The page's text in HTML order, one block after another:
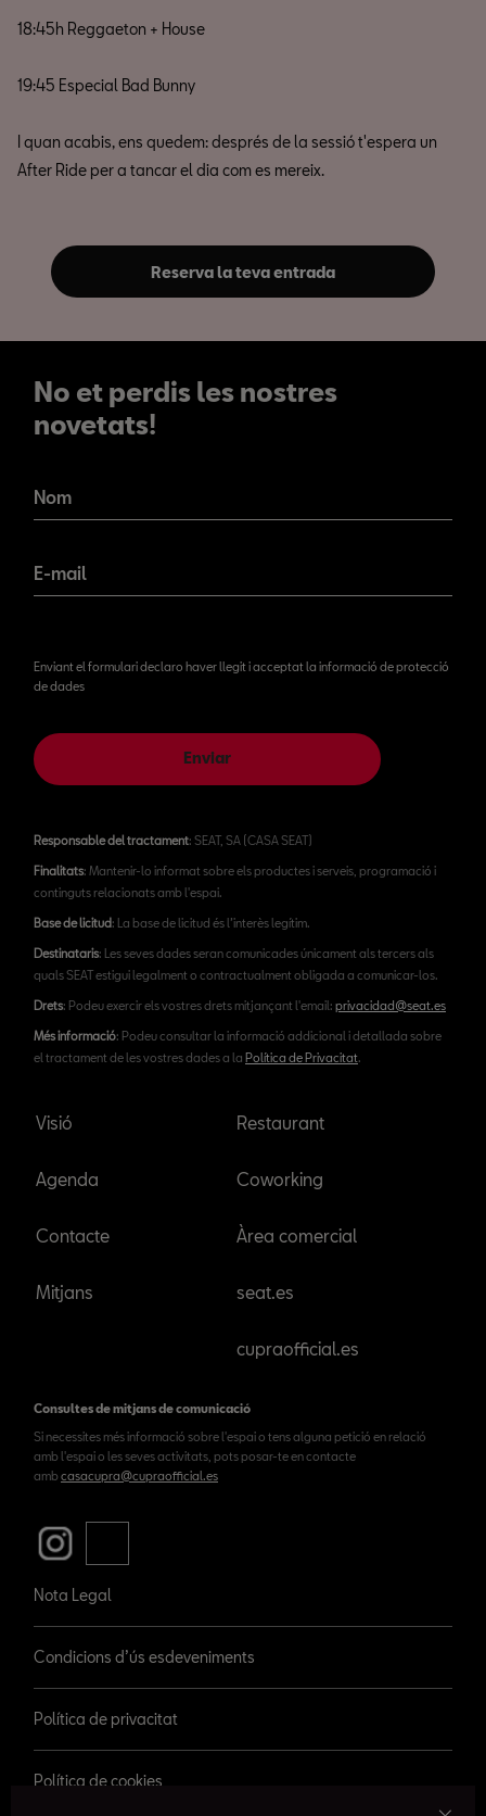
18:45h Reggaeton + House
19:45 Especial Bad Bunny
I quan acabis, ens quedem: després de la sessió t'espera un
After Ride per a tancar el dia com es mereix.
Reserva la teva entrada
No et perdis les nostres
novetats!
novetats!
Nom
E-mail
Enviant el formulari declaro haver llegit i acceptat la informació de protecció
de dades
Enviar
Responsable del tractament: SEAT, SA (CASA SEAT)
Finalitats: Mantenir-lo informat sobre els productes i serveis, programació i
continguts relacionats amb l'espai.
Base de licitud: La base de licitud és l’interès legítim.
Destinataris: Les seves dades seran comunicades únicament als tercers als
quals SEAT estigui legalment o contractualment obligada a comunicar-los.
Drets: Podeu exercir els vostres drets mitjançant l'email: privacidad@seat.es
Més informació: Podeu consultar la informació addicional i detallada sobre
el tractament de les vostres dades a la Política de Privacitat.
Visió
Agenda
Contacte
Mitjans
Restaurant
Coworking
Àrea comercial
seat.es
cupraofficial.es
Consultes de mitjans de comunicació
Si necessites més informació sobre l'espai o tens alguna petició en relació
amb l'espai o les seves activitats, pots posar-te en contacte
amb casacupra@cupraofficial.es
Nota Legal
Condicions d’ús esdeveniments
Política de privacitat
Política de cookies